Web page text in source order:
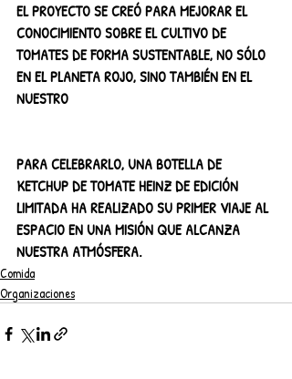
EL PROYECTO SE CREÓ PARA MEJORAR EL
CONOCIMIENTO SOBRE EL CULTIVO DE
TOMATES DE FORMA SUSTENTABLE, NO SÓLO
EN EL PLANETA ROJO, SINO TAMBIÉN EN EL
NUESTRO
PARA CELEBRARLO, UNA BOTELLA DE
KETCHUP DE TOMATE HEINZ DE EDICIÓN
LIMITADA HA REALIZADO SU PRIMER VIAJE AL
ESPACIO EN UNA MISIÓN QUE ALCANZA
NUESTRA ATMÓSFERA.
Comida
Organizaciones